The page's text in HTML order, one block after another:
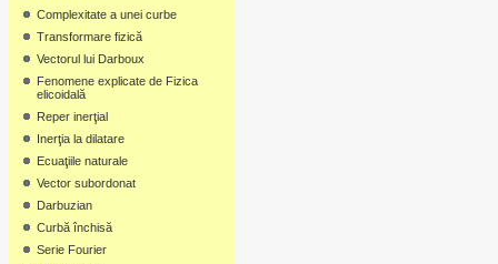
Complexitate a unei curbe
Transformare fizică
Vectorul lui Darboux
Fenomene explicate de Fizica
elicoidală
Reper inerţial
Inerţia la dilatare
Ecuaţiile naturale
Vector subordonat
Darbuzian
Curbă închisă
Serie Fourier